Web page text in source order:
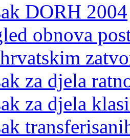
DORH 2004
obnova
za djela
za djela